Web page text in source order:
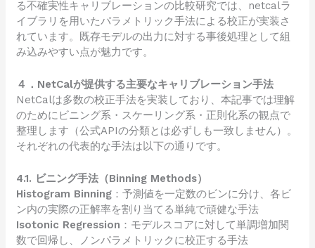
る不確実性キャリブレーションの比較研究では、netcalラ
イブラリを用いたパラメトリック手法による校正が実装さ
れています。既存モデルの出力に対する事後処理として組
み込みやすい点が魅力です。
４．NetCalが提供する主要なキャリブレーション手法
NetCalは多数の校正手法を実装しており、本記事では理解
のためにビニング系・スケーリング系・正則化系の観点で
整理します（公式APIの分類とは必ずしも一致しません）。
それぞれの代表的な手法は以下の通りです。
4.1. ビニング手法（Binning Methods）
Histogram Binning ：予測値を一定数のビンに分け、各ビ
ン内の実際の正解率を割り当てる単純で頑健な手法
Isotonic Regression ：モデルスコアに対して単調増加関
数で回帰し、ノンパラメトリックに校正する手法